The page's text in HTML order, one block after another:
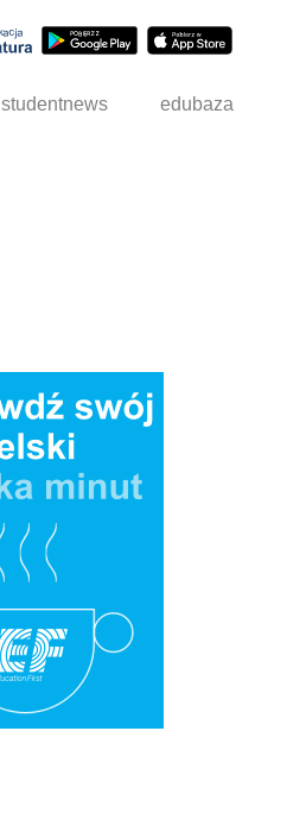
studentnews edubaza